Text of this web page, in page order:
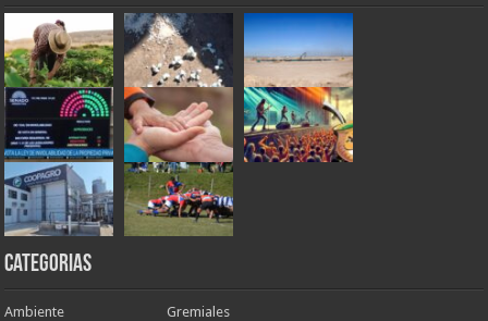
Categorias
Ambiente Gremiales